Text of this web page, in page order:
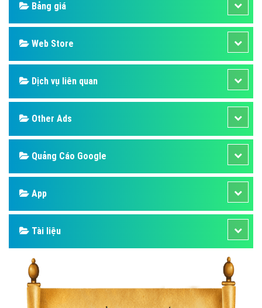
Bảng giá
Web Store
Dịch vụ liên quan
Other Ads
Quảng Cáo Google
App
Tài liệu